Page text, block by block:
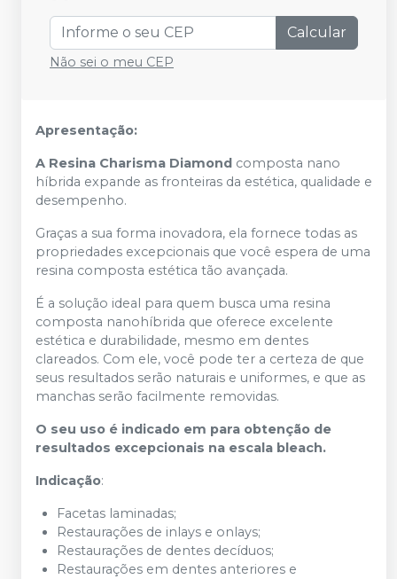
Calcular
Não sei o meu CEP
Apresentação:
A Resina Charisma Diamond composta nano
híbrida expande as fronteiras da estética, qualidade e
desempenho.
Graças a sua forma inovadora, ela fornece todas as
propriedades excepcionais que você espera de uma
resina composta estética tão avançada.
É a solução ideal para quem busca uma resina
composta nanohíbrida que oferece excelente
estética e durabilidade, mesmo em dentes
clareados. Com ele, você pode ter a certeza de que
seus resultados serão naturais e uniformes, e que as
manchas serão facilmente removidas.
O seu uso é indicado em para obtenção de
resultados excepcionais na escala bleach.
Indicação:
Facetas laminadas;
Restaurações de inlays e onlays;
Restaurações de dentes decíduos;
Restaurações em dentes anteriores e